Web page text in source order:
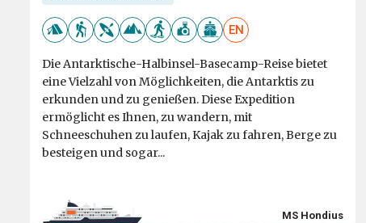
EN
Die Antarktische-Halbinsel-Basecamp-Reise bietet
eine Vielzahl von Möglichkeiten, die Antarktis zu
erkunden und zu genießen. Diese Expedition
ermöglicht es Ihnen, zu wandern, mit
Schneeschuhen zu laufen, Kajak zu fahren, Berge zu
besteigen und sogar...
MS Hondius